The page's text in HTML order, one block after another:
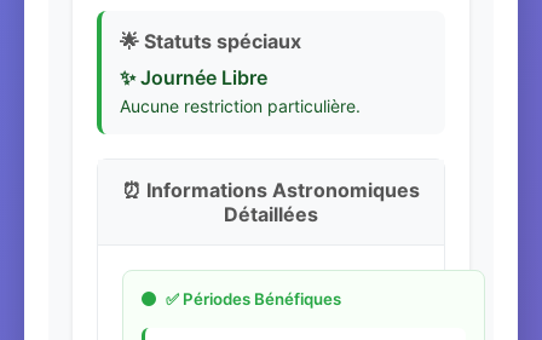
🌟 Statuts spéciaux
✨ Journée Libre
Aucune restriction particulière.
⏰ Informations Astronomiques
Détaillées
✅ Périodes Bénéfiques